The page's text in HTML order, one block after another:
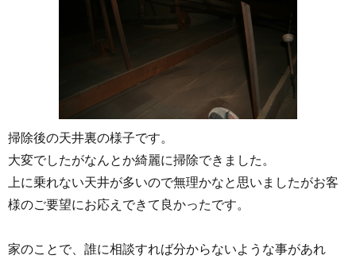
掃除後の天井裏の様子です。
大変でしたがなんとか綺麗に掃除できました。
上に乗れない天井が多いので無理かなと思いましたがお客
様のご要望にお応えできて良かったです。
家のことで、誰に相談すれば分からないような事があれ